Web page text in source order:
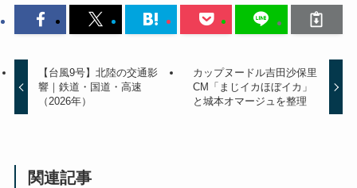
【台風9号】北陸の交通影
響｜鉄道・国道・高速
（2026年）
カップヌードル吉田沙保里
CM「まじイカほぼイカ」
と城本オマージュを整理
関連記事